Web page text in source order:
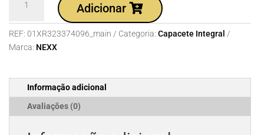
Capacete
NEXX
X.R3R
GOLD
Adicionar
REF: 01XR323374096_main Categoria: Capacete Integral
Marca: NEXX
Informação adicional
Avaliações (0)